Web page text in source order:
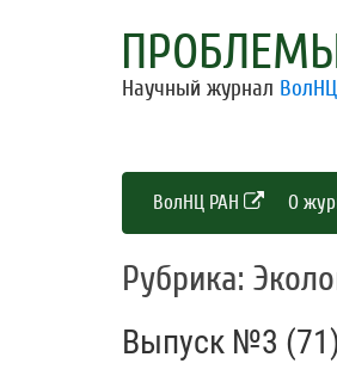
Научный журнал
ВолНЦ РАН О
Рубрика:
Выпуск №3